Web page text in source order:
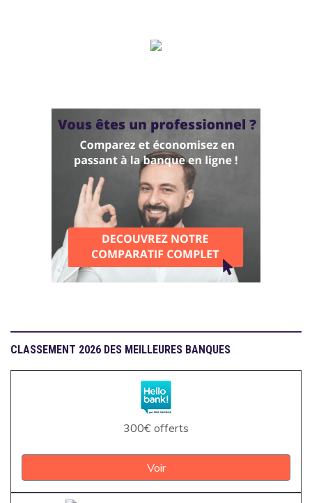
CLASSEMENT 2026 DES MEILLEURES BANQUES
300€ offerts
Voir